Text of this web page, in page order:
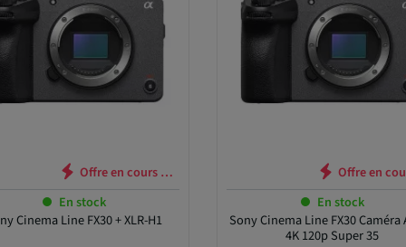
En stock
Cinema Line FX30 + XLR-H1
Offre en cours …
En stock
Sony Cinema Line FX30 Caméra
4K 120p Super 35